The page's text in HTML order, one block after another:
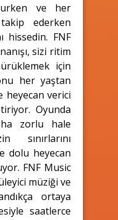
ve her
ederken
hissedin. FNF
sizi ritim
için
her yaştan
heyecan verici
Oyunda
zorlu hale
sınırlarını
dolu heyecan
FNF Music
müziği ve
ortaya
saatlerce